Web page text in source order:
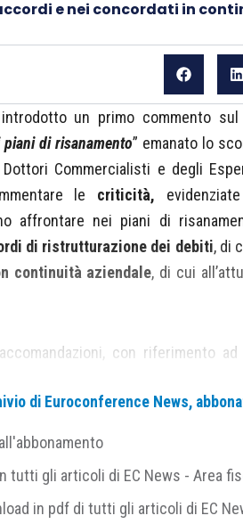
e nei concordati in
un primo commento sul
di risanamento” emanato lo
Commercialisti e degli
le criticità,
affrontare nei piani di
di ristrutturazione dei debiti, di
continuità aziendale, di cui
con riferimento ad
situazioni di perdita del capitale
di Euroconference News,
tutti gli articoli di EC News - Area
in pdf di tutti gli articoli di EC